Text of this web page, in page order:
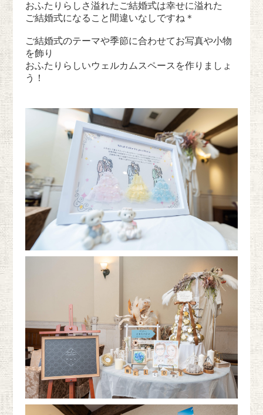
おふたりらしさ溢れたご結婚式は幸せに溢れた
ご結婚式になること間違いなしですね＊
ご結婚式のテーマや季節に合わせてお写真や小物
を飾り
おふたりらしいウェルカムスペースを作りましょ
う！